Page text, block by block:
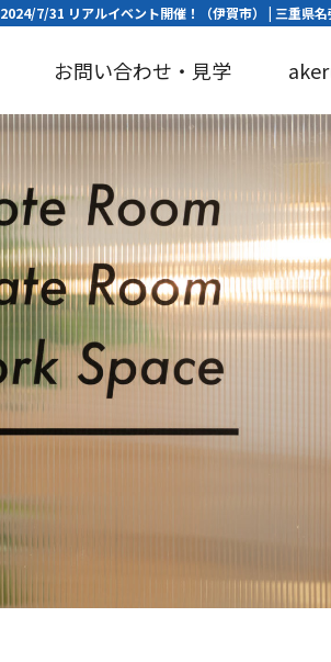
2024/7/31 リアルイベント開催！（伊賀市） | 三重県
お問い合わせ・見学